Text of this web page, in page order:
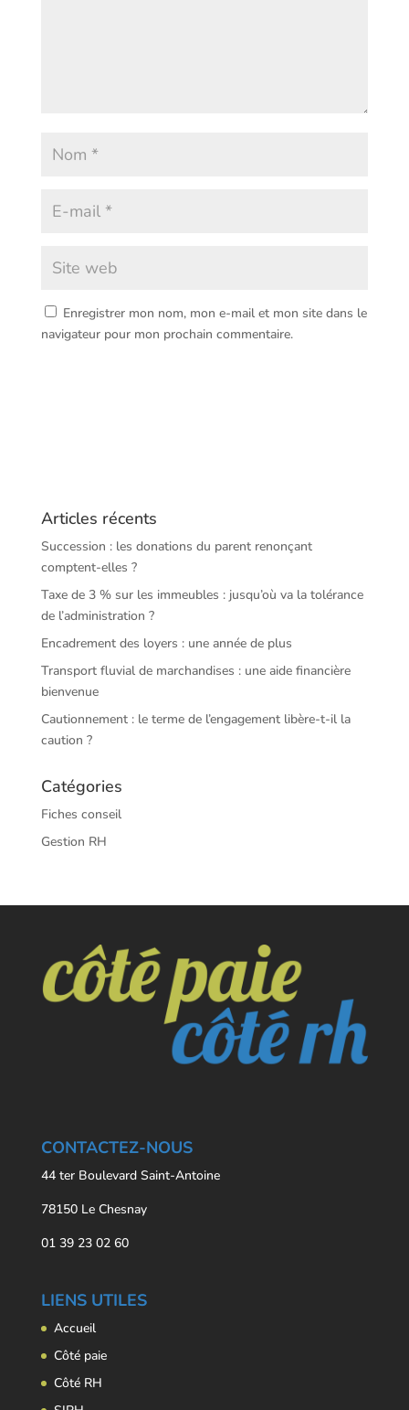
Enregistrer mon nom, mon e-mail et mon site dans le
navigateur pour mon prochain commentaire.
Articles récents
Succession : les donations du parent renonçant
comptent-elles ?
Taxe de 3 % sur les immeubles : jusqu’où va la tolérance
de l’administration ?
Encadrement des loyers : une année de plus
Transport fluvial de marchandises : une aide financière
bienvenue
Cautionnement : le terme de l’engagement libère-t-il la
caution ?
Catégories
Fiches conseil
Gestion RH
CONTACTEZ-NOUS
44 ter Boulevard Saint-Antoine
78150 Le Chesnay
01 39 23 02 60
LIENS UTILES
Accueil
Côté paie
Côté RH